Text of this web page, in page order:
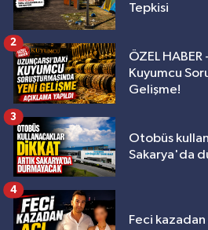
Tepkisi
ÖZEL
Kuyumcu
Gelişme!
2
Otobüs
Sakarya'da
3
Feci kazadan
4